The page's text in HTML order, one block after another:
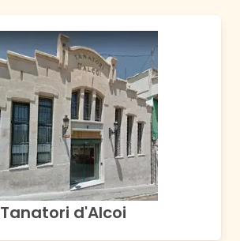
Tanatori d'Alcoi